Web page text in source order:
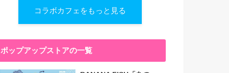
コラボカフェをもっと見る
ポップアップストアの一覧